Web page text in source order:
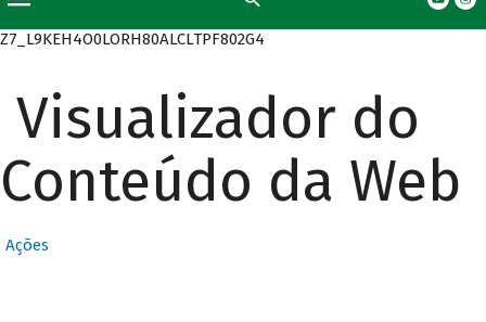
Z7_L9KEH4O0LORH80ALCLTPF802G4
Visualizador do
Conteúdo da Web
Ações